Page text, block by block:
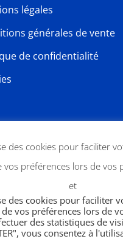
légales
générales de vente
de confidentialité
des cookies pour faciliter
vos préférences lors de vos
et
des cookies pour faciliter
vos préférences lors de
des statistiques de
vous consentez à